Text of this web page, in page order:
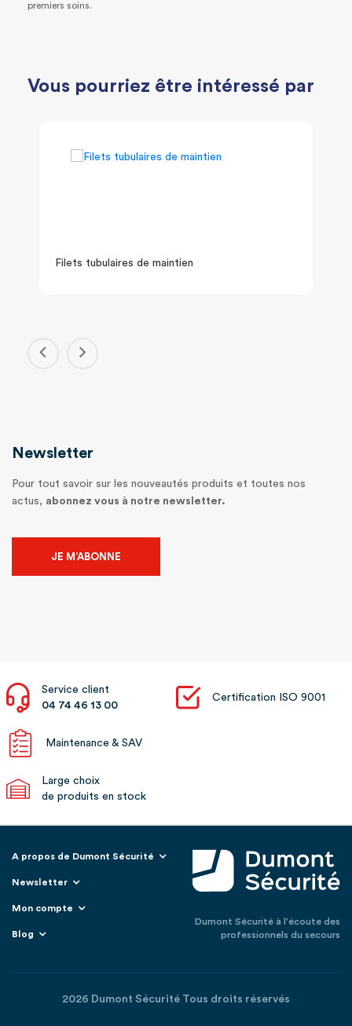
premiers soins.
Vous pourriez être intéressé par
Filets tubulaires de maintien
Newsletter
Pour tout savoir sur les nouveautés produits et toutes nos
actus, abonnez vous à notre newsletter.
JE M’ABONNE
Service client
04 74 46 13 00
Certification ISO 9001
Maintenance & SAV
Large choix
de produits en stock
A propos de Dumont Sécurité
Newsletter
Mon compte
Blog
Dumont Sécurité à l'écoute des
professionnels du secours
2026 Dumont Sécurité Tous droits réservés